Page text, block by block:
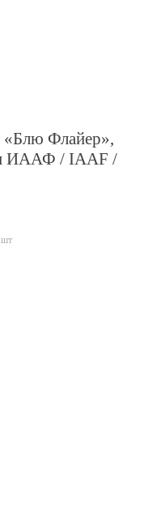
«Блю Флайер»,
ИААФ / IAAF /
шт